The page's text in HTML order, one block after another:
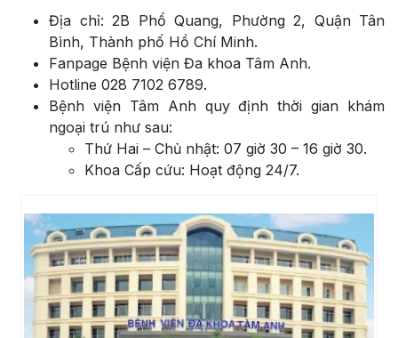
Địa chỉ: 2B Phổ Quang, Phường 2, Quận Tân
Bình, Thành phố Hồ Chí Minh.
Fanpage Bệnh viện Đa khoa Tâm Anh.
Hotline 028 7102 6789.
Bệnh viện Tâm Anh quy định thời gian khám
ngoại trú như sau:
Thứ Hai – Chủ nhật: 07 giờ 30 – 16 giờ 30.
Khoa Cấp cứu: Hoạt động 24/7.